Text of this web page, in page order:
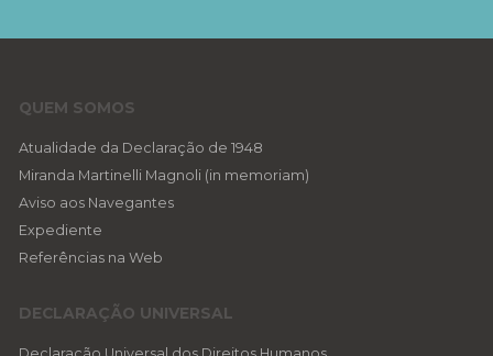
QUEM SOMOS
Atualidade da Declaração de 1948
Miranda Martinelli Magnoli (in memoriam)
Aviso aos Navegantes
Expediente
Referências na Web
DECLARAÇÃO UNIVERSAL